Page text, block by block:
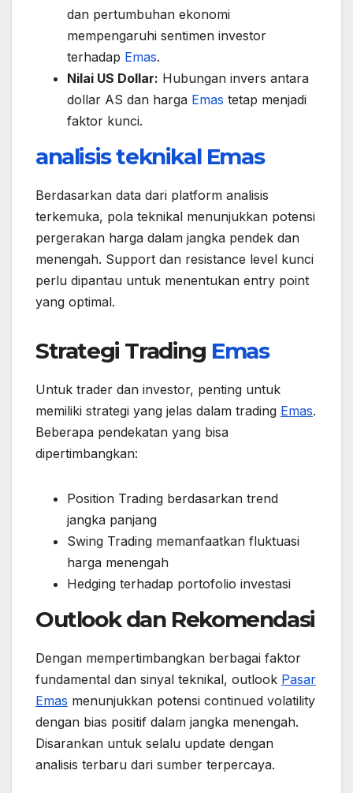
dan pertumbuhan ekonomi
mempengaruhi sentimen investor
terhadap Emas.
Nilai US Dollar: Hubungan invers antara
dollar AS dan harga Emas tetap menjadi
faktor kunci.
analisis teknikal Emas
Berdasarkan data dari platform analisis
terkemuka, pola teknikal menunjukkan potensi
pergerakan harga dalam jangka pendek dan
menengah. Support dan resistance level kunci
perlu dipantau untuk menentukan entry point
yang optimal.
Strategi Trading Emas
Untuk trader dan investor, penting untuk
memiliki strategi yang jelas dalam trading Emas.
Beberapa pendekatan yang bisa
dipertimbangkan:
Position Trading berdasarkan trend
jangka panjang
Swing Trading memanfaatkan fluktuasi
harga menengah
Hedging terhadap portofolio investasi
Outlook dan Rekomendasi
Dengan mempertimbangkan berbagai faktor
fundamental dan sinyal teknikal, outlook Pasar
Emas menunjukkan potensi continued volatility
dengan bias positif dalam jangka menengah.
Disarankan untuk selalu update dengan
analisis terbaru dari sumber terpercaya.